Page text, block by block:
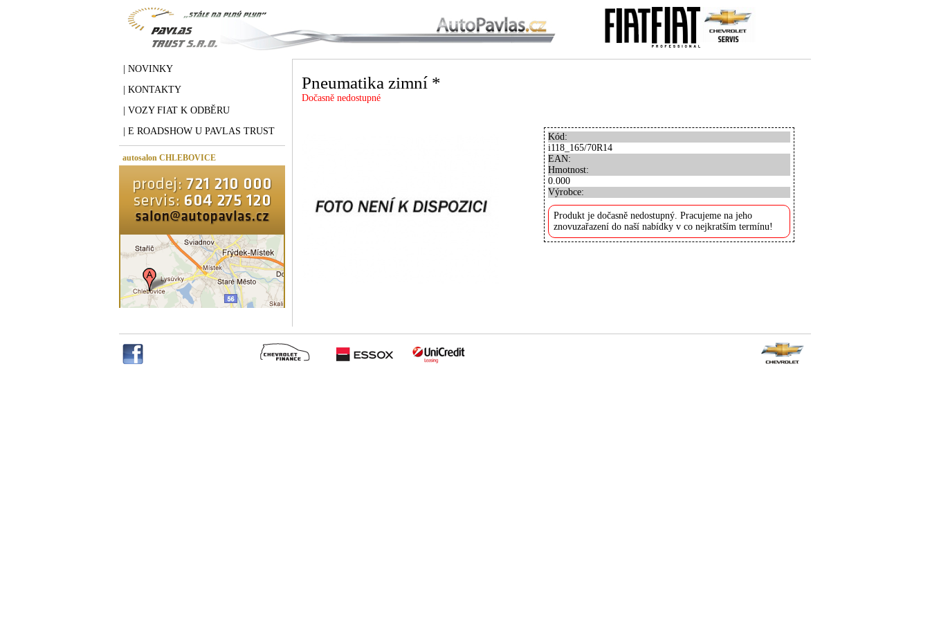
| NOVINKY
| KONTAKTY
| VOZY FIAT K ODBĚRU
| E ROADSHOW U PAVLAS TRUST
autosalon CHLEBOVICE
Pneumatika zimní *
Dočasně nedostupné
Kód:
i118_165/70R14
EAN:
Hmotnost:
0.000
Výrobce:
Produkt je dočasně nedostupný. Pracujeme na jeho
znovuzařazení do naší nabídky v co nejkratším termínu!